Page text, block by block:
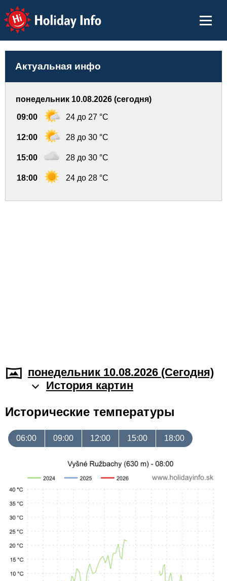
Holiday Info
Актуальная инфо
понедельник 10.08.2026 (сегодня)
09:00 24 до 27 °C
12:00 28 до 30 °C
15:00 28 до 30 °C
18:00 24 до 28 °C
понедельник 10.08.2026 (Cегодня)
История картин
Исторические температуры
06:00 09:00 12:00 15:00 18:00